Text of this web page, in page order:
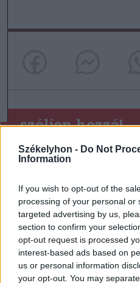
Székelyhon - Do Not
Information
If you wish to opt-out of the
processing of your personal or
targeted advertising by us,
section to confirm your
opt-out request is processed
interest-based ads based on
us or personal information
your opt-out. You may
szóljon hozzá!
Ezek is
víz